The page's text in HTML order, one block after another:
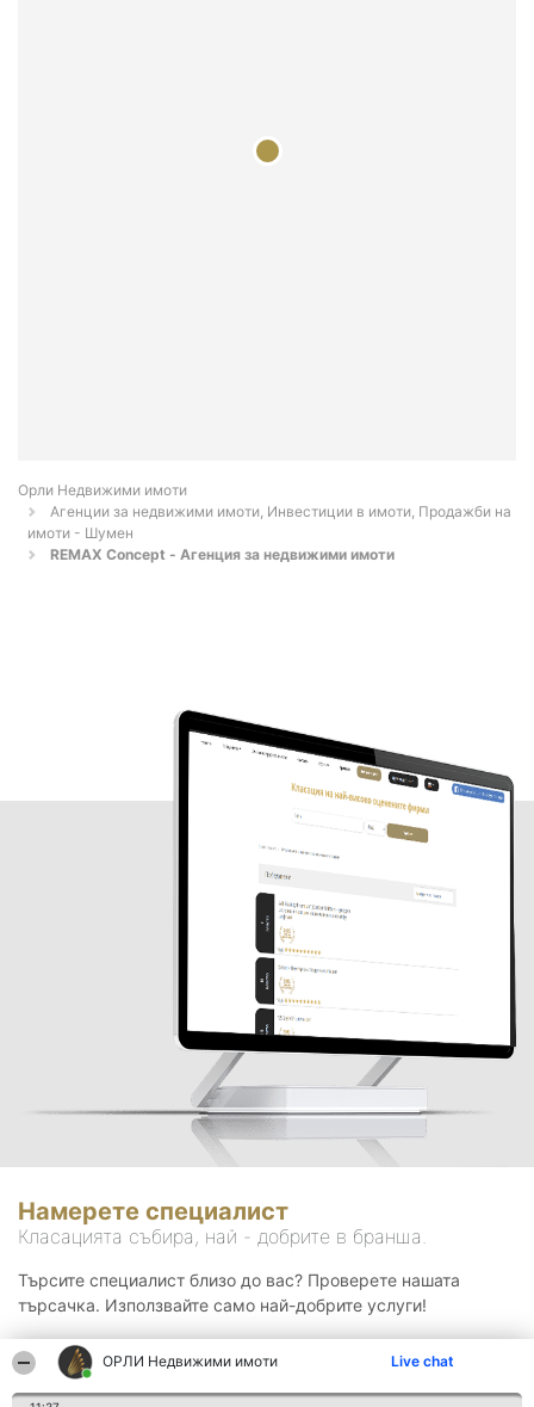
ОРЛИ Недвижими имоти Live chat
Орли Недвижими имоти
Агенции за недвижими имоти, Инвестиции в имоти, Продажби на
имоти - Шумен
REMAX Concept - Агенция за недвижими имоти
Намерете специалист
Класацията събира, най - добрите в бранша.
Търсите специалист близо до вас? Проверете нашата
търсачка. Използвайте само най-добрите услуги!